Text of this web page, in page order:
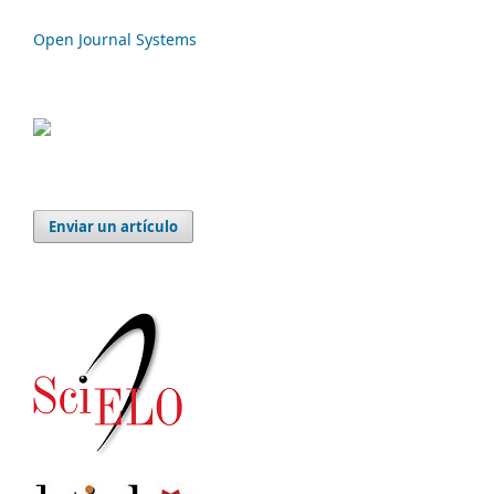
Open Journal Systems
Enviar un artículo